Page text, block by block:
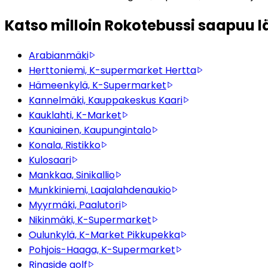
Katso milloin Rokotebussi saapuu
Arabianmäki
Herttoniemi, K-supermarket Hertta
Hämeenkylä, K-Supermarket
Kannelmäki, Kauppakeskus Kaari
Kauklahti, K-Market
Kauniainen, Kaupungintalo
Konala, Ristikko
Kulosaari
Mankkaa, Sinikallio
Munkkiniemi, Laajalahdenaukio
Myyrmäki, Paalutori
Nikinmäki, K-Supermarket
Oulunkylä, K-Market Pikkupekka
Pohjois-Haaga, K-Supermarket
Ringside golf